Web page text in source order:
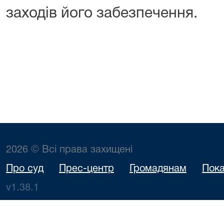
заходів його забезпечення.
2026 © Всі права захищені
Про суд Прес-центр Громадянам
v1.38.1